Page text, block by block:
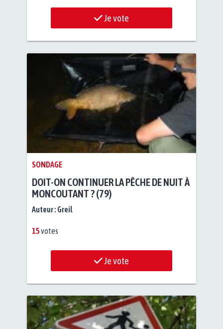
Je vote
SONDAGE
DOIT-ON CONTINUER LA PÊCHE DE NUIT À
MONCOUTANT ? (79)
Auteur : Greil
15votes
Je vote